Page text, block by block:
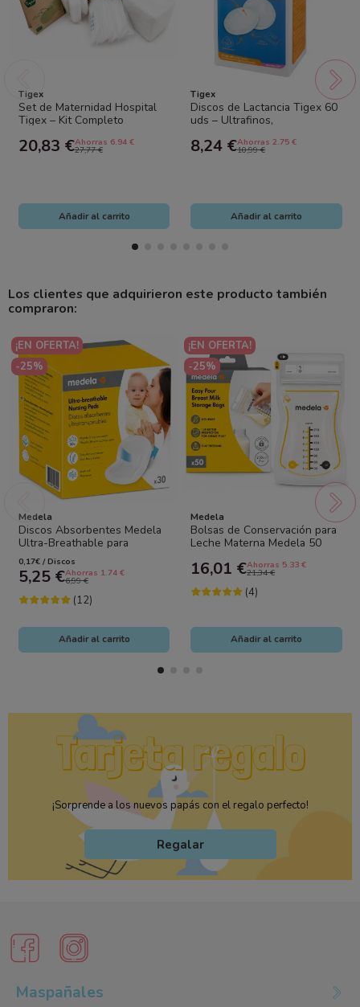
Tigex
Set de Maternidad Hospital
Tigex – Kit Completo
20,83 €Ahorras 6.94 €
27,77 €
Añadir al carrito
Tigex
Discos de Lactancia Tigex 60
uds – Ultrafinos,
8,24 €Ahorras 2.75 €
10,99 €
Añadir al carrito
Los clientes que adquirieron este producto también
compraron:
¡EN OFERTA!
-25%
Medela
Discos Absorbentes Medela
Ultra-Breathable para
Lactancia 30 Unidades |
Ultrafinos,...
0,17€ / Discos
5,25 €Ahorras 1.74 €
6,99 €
(12)
Añadir al carrito
¡EN OFERTA!
-25%
Medela
Bolsas de Conservación para
Leche Materna Medela 50
16,01 €Ahorras 5.33 €
21,34 €
(4)
Añadir al carrito
¡Sorprende a los nuevos papás con el regalo perfecto!
Regalar
Maspañales